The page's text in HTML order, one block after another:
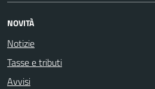
NOVITÀ
Notizie
Tasse e tributi
Avvisi